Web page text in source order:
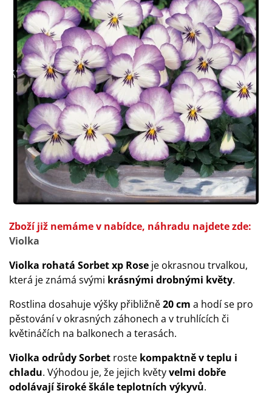
Zboží již nemáme v nabídce, náhradu najdete zde:
Violka
Violka rohatá Sorbet xp Rose je okrasnou trvalkou,
která je známá svými krásnými drobnými květy.
Rostlina dosahuje výšky přibližně20 cm a hodí se pro
pěstování v okrasných záhonech a v truhlících či
květináčích na balkonech a terasách.
Violka odrůdy Sorbet roste kompaktně v teplu i
chladu. Výhodou je, že jejich květyvelmi dobře
odolávají široké škále teplotních výkyvů.